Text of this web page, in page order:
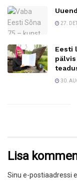
27.
Eesti
30.
Lisa
Sinu e-postiaadressi